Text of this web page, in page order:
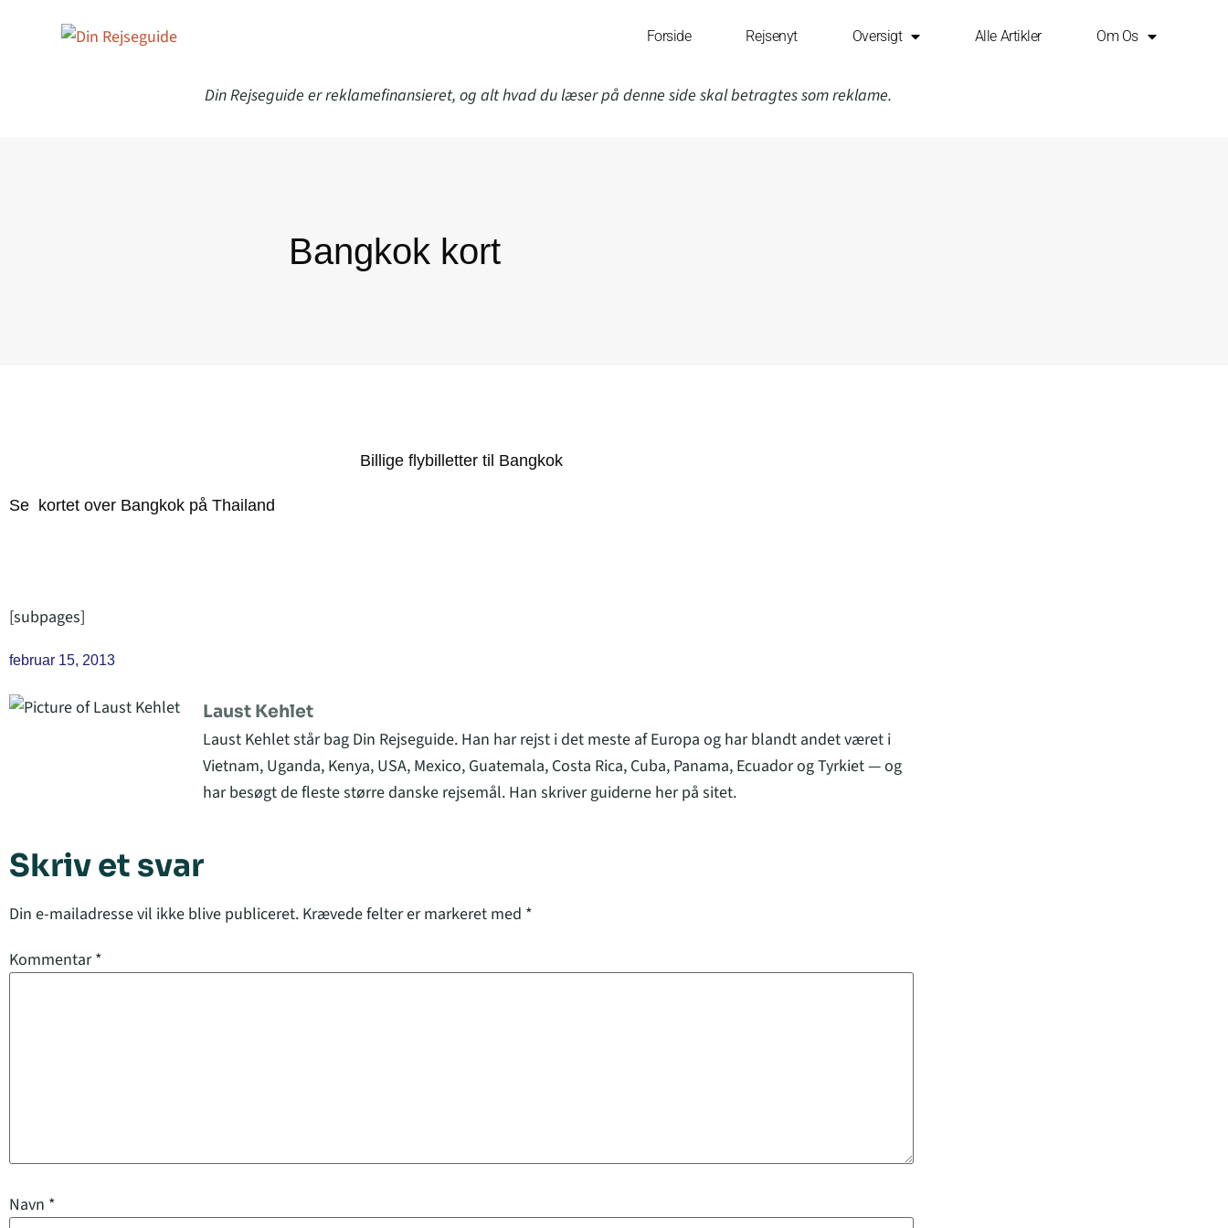
Forside Rejsenyt Oversigt Alle Artikler Om Os
Din Rejseguide er reklamefinansieret, og alt hvad du læser på denne side skal betragtes som reklame.
Bangkok kort
Billige flybilletter til Bangkok
Se kortet over Bangkok på Thailand
[subpages]
februar 15, 2013
Laust Kehlet
Laust Kehlet står bag Din Rejseguide. Han har rejst i det meste af Europa og har blandt andet været i
Vietnam, Uganda, Kenya, USA, Mexico, Guatemala, Costa Rica, Cuba, Panama, Ecuador og Tyrkiet — og
har besøgt de fleste større danske rejsemål. Han skriver guiderne her på sitet.
Skriv et svar
Din e-mailadresse vil ikke blive publiceret. Krævede felter er markeret med *
Kommentar*
Navn *